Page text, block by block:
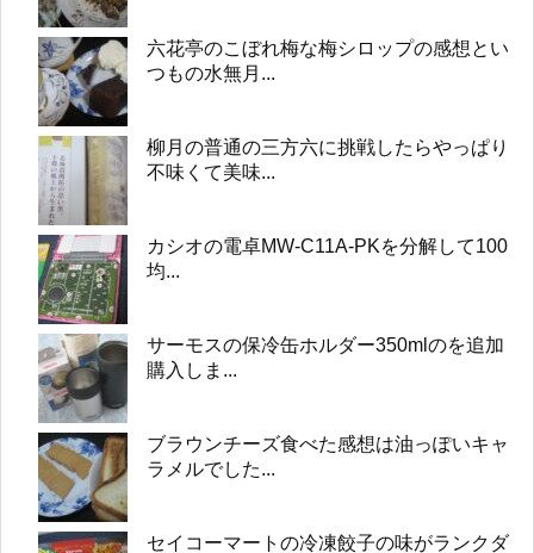
六花亭のこぼれ梅な梅シロップの感想とい
つもの水無月...
柳月の普通の三方六に挑戦したらやっぱり
不味くて美味...
カシオの電卓MW-C11A-PKを分解して100
均...
サーモスの保冷缶ホルダー350mlのを追加
購入しま...
ブラウンチーズ食べた感想は油っぽいキャ
ラメルでした...
セイコーマートの冷凍餃子の味がランクダ